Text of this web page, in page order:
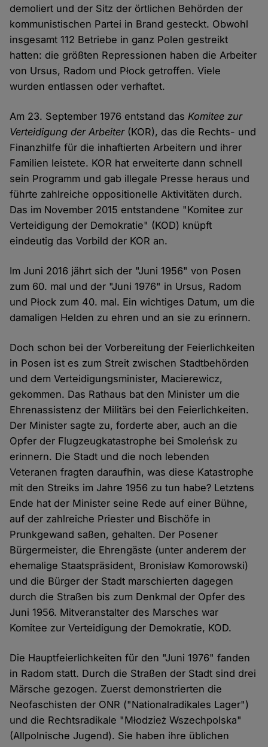
demoliert und der Sitz der örtlichen Behörden der
kommunistischen Partei in Brand gesteckt. Obwohl
insgesamt 112 Betriebe in ganz Polen gestreikt
hatten: die größten Repressionen haben die Arbeiter
von Ursus, Radom und Płock getroffen. Viele
wurden entlassen oder verhaftet.
Am 23. September 1976 entstand dasKomitee zur
Verteidigung der Arbeiter(KOR), das die Rechts- und
Finanzhilfe für die inhaftierten Arbeitern und ihrer
Familien leistete. KOR hat erweiterte dann schnell
sein Programm und gab illegale Presse heraus und
führte zahlreiche oppositionelle Aktivitäten durch.
Das im November 2015 entstandene "Komitee zur
Verteidigung der Demokratie" (KOD) knüpft
eindeutig das Vorbild der KOR an.
Im Juni 2016 jährt sich der "Juni 1956" von Posen
zum 60. mal und der "Juni 1976" in Ursus, Radom
und Płock zum 40. mal. Ein wichtiges Datum, um die
damaligen Helden zu ehren und an sie zu erinnern.
Doch schon bei der Vorbereitung der Feierlichkeiten
in Posen ist es zum Streit zwischen Stadtbehörden
und dem Verteidigungsminister, Macierewicz,
gekommen. Das Rathaus bat den Minister um die
Ehrenassistenz der Militärs bei den Feierlichkeiten.
Der Minister sagte zu, forderte aber, auch an die
Opfer der Flugzeugkatastrophe bei Smoleńsk zu
erinnern. Die Stadt und die noch lebenden
Veteranen fragten daraufhin, was diese Katastrophe
mit den Streiks im Jahre 1956 zu tun habe? Letztens
Ende hat der Minister seine Rede auf einer Bühne,
auf der zahlreiche Priester und Bischöfe in
Prunkgewand saßen, gehalten. Der Posener
Bürgermeister, die Ehrengäste (unter anderem der
ehemalige Staatspräsident, Bronisław Komorowski)
und die Bürger der Stadt marschierten dagegen
durch die Straßen bis zum Denkmal der Opfer des
Juni 1956. Mitveranstalter des Marsches war
Komitee zur Verteidigung der Demokratie, KOD.
Die Hauptfeierlichkeiten für den "Juni 1976" fanden
in Radom statt. Durch die Straßen der Stadt sind drei
Märsche gezogen. Zuerst demonstrierten die
Neofaschisten der ONR ("Nationalradikales Lager")
und die Rechtsradikale "Młodzież Wszechpolska"
(Allpolnische Jugend). Sie haben ihre üblichen